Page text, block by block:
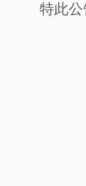
特此公